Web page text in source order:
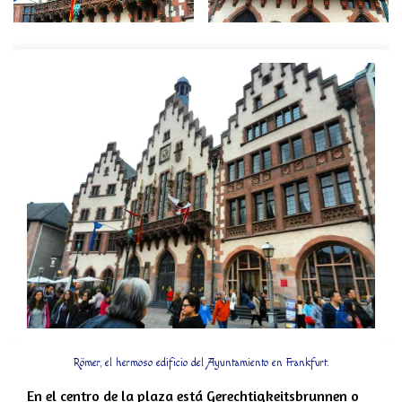
Römer, el hermoso edificio del Ayuntamiento en Frankfurt.
En el centro de la plaza está Gerechtigkeitsbrunnen o